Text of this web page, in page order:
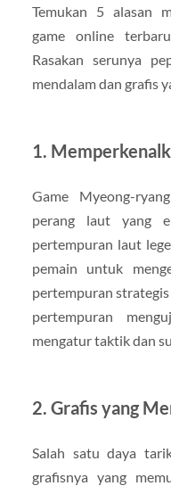
Temukan 5 alasan
game online
Rasakan serunya
mendalam dan grafis
1.
Game Myeong-
perang laut yang
pertempuran laut
pemain untuk
pertempuran
pertempuran
mengatur taktik dan
2. Grafis yang
Salah satu daya
grafisnya yang